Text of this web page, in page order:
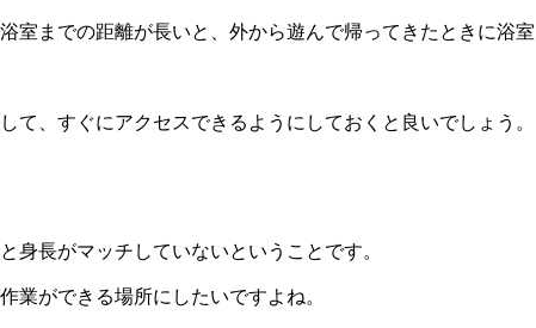
室までの距離が長いと、外から遊んで帰ってきたときに浴室
て、すぐにアクセスできるようにしておくと良いでしょう。
身長がマッチしていないということです。
業ができる場所にしたいですよね。